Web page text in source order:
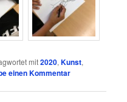
mit2020,Kunst,
einen Kommentar